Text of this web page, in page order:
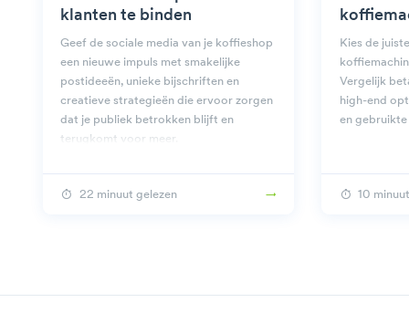
klanten te binden
Geef de sociale media van je koffieshop
een nieuwe impuls met smakelijke
postideeën, unieke bijschriften en
creatieve strategieën die ervoor zorgen
dat je publiek betrokken blijft en
terugkomt voor meer.
22 minuut gelezen
Kies de
Vergelijk
high-end
en gebruikte
10